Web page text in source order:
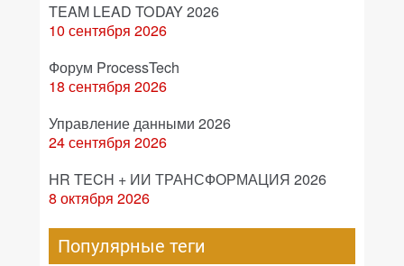
TEAM LEAD TODAY 2026
10 сентября 2026
Форум ProcessTech
18 сентября 2026
Управление данными 2026
24 сентября 2026
HR TECH + ИИ ТРАНСФОРМАЦИЯ 2026
8 октября 2026
Популярные теги